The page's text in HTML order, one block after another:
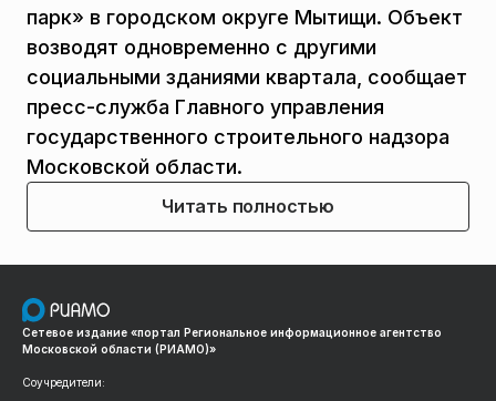
парк» в городском округе Мытищи. Объект
возводят одновременно с другими
социальными зданиями квартала, сообщает
пресс-служба Главного управления
государственного строительного надзора
Московской области.
Читать полностью
Сетевое издание «портал Региональное информационное агентство
Московской области (РИАМО)»
Соучредители: